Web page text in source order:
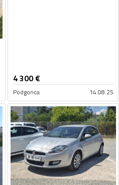
4 300€
Podgorica 14.08.25